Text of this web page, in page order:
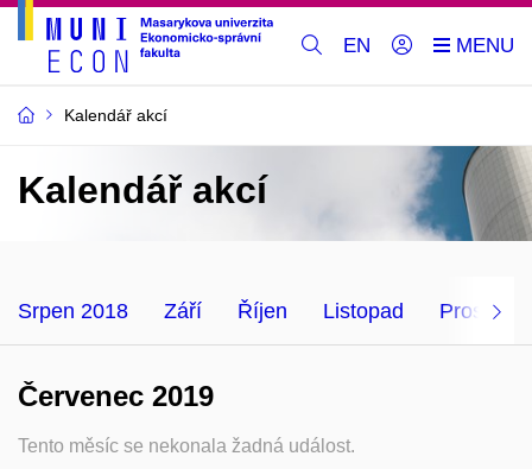
EN
Kalendář akcí
Kalendář akcí
Srpen 2018 Září Říjen Listopad Prosinec
Červenec 2019
Tento měsíc se nekonala žadná událost.